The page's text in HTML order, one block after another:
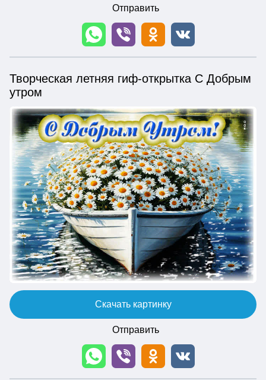
Отправить
Творческая летняя гиф-открытка С Добрым
утром
Скачать картинку
Отправить